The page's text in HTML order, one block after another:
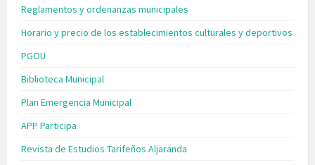
Reglamentos y ordenanzas municipales
Horario y precio de los establecimientos culturales y deportivos
PGOU
Biblioteca Municipal
Plan Emergencia Municipal
APP Participa
Revista de Estudios Tarifeños Aljaranda